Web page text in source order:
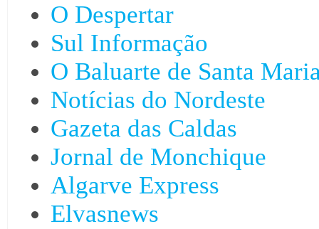
O Despertar
Sul Informação
O Baluarte de Santa
Notícias do Nordeste
Gazeta das Caldas
Jornal de Monchique
Algarve Express
Elvasnews